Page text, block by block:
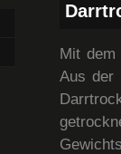
Mit dem
Aus der